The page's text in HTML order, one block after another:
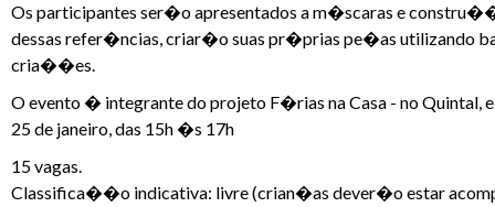
Os participantes ser�o apresentados a m�scaras e
dessas refer�ncias, criar�o suas pr�prias pe�as utilizando
cria��es.
O evento � integrante do projeto F�rias na Casa - no Quintal,
25 de janeiro, das 15h �s 17h
15 vagas.
Classifica��o indicativa: livre (crian�as dever�o estar